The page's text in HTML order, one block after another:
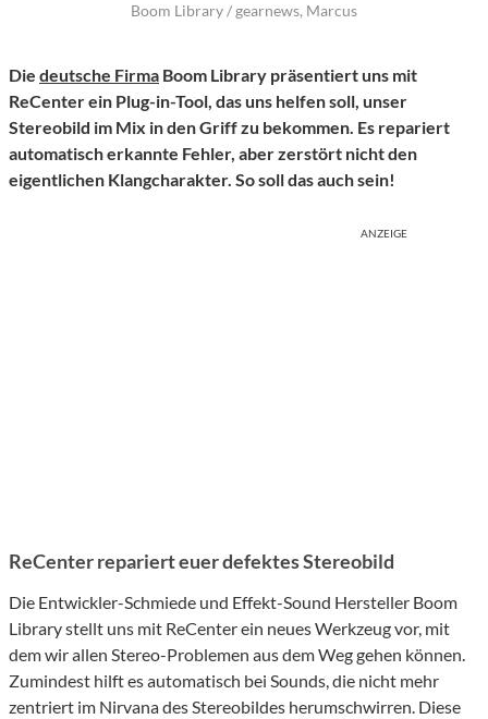
Boom Library / gearnews, Marcus
Die deutsche Firma Boom Library präsentiert uns mit
ReCenter ein Plug-in-Tool, das uns helfen soll, unser
Stereobild im Mix in den Griff zu bekommen. Es repariert
automatisch erkannte Fehler, aber zerstört nicht den
eigentlichen Klangcharakter. So soll das auch sein!
ANZEIGE
ReCenter repariert euer defektes Stereobild
Die Entwickler-Schmiede und Effekt-Sound Hersteller Boom
Library stellt uns mit ReCenter ein neues Werkzeug vor, mit
dem wir allen Stereo-Problemen aus dem Weg gehen können.
Zumindest hilft es automatisch bei Sounds, die nicht mehr
zentriert im Nirvana des Stereobildes herumschwirren. Diese